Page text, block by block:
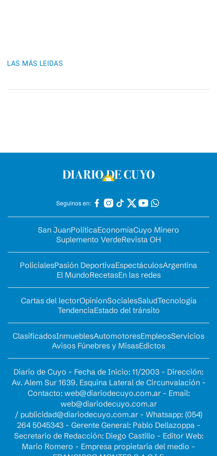
LAS MÁS LEIDAS
Seguinos en:
San JuanPolíticaEconomíaCuyo Minero
Suplemento VerdeRevista OH
PolicialesPasión DeportivaEspectáculosArgentina
El MundoRecetasEn las redes
Cartas del lectorOpinionSocialesSaludTecnología
TendenciaEstado del tránsito
ClasificadosInmueblesAutomotoresEmpleosServicios
Avisos Fúnebres y MisasEdictos
Diario de Cuyo - Fecha de Inicio: 11/2003 - Dirección:
Av. Alem Sur 1639. Esquina Lateral de Circunvalación -
Contacto: web@diariodecuyo.com.ar- Email:
web@diariodecuyo.com.ar
/ publicidad@diariodecuyo.com.ar- Whatsapp: (054)
264 5045343 - Gerente General: Pablo Dellazoppa -
Secretario de Redacción: Diego Castillo - Editor Web:
Mario Romero - Empresa propietaria del medio -